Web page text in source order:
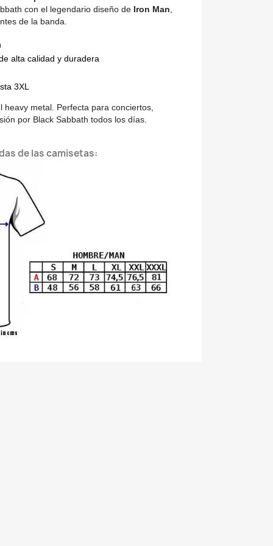
con el legendario diseño de Iron Man
de la banda.
alta calidad y duradera
3XL
heavy metal. Perfecta para conciertos,
por Black Sabbath todos los días.
de las camisetas: